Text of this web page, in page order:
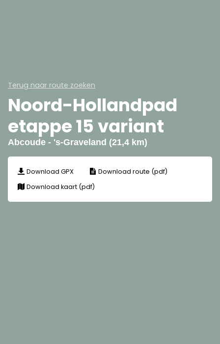
Terug naar route zoeken
Noord-Hollandpad
etappe 15 variant
Abcoude - 's-Graveland (21,4 km)
Download GPX
Download route (pdf)
Download kaart (pdf)